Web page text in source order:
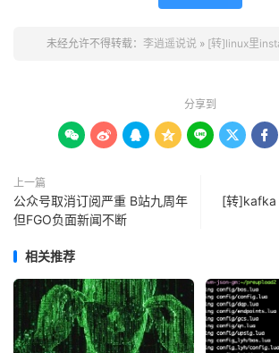
未经允许不得转载： 李逍遥说说» [转]linux里
分享到
      
上一篇
公众号取消订阅严重 B站九周年
但FGO负面新闻不断
[转]kafka
相关推荐